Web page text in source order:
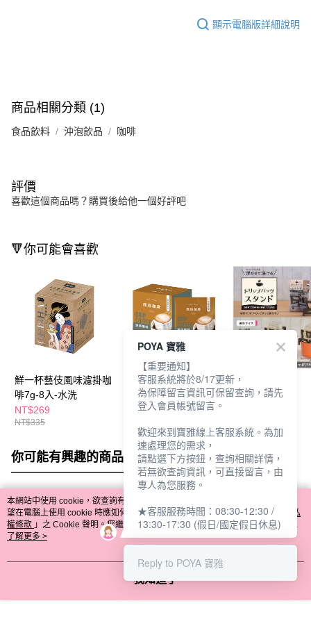
顯示電腦版詳細說明
商品相關分類 (1)
食品飲料 沖泡飲品 咖啡
評價
喜歡這個商品嗎？購買後給他一個好評吧
🔻你可能會喜歡
鮮一杯藝伎風味濾掛咖
啡7g-8入-水洗
NT$269
NT$335
璞珞經典濾掛咖啡6入-
焦糖榛果風味
NT$149
濾掛咖啡架
你可能有興趣的商品 全站排行
熱門標籤
本網站中使用 cookie，欲查詢有關本網站使用 cookie 方式之詳情，及若您不希
望在電腦上使用 cookie 時應如何變更電腦的 cookie 設定，請參閱本網站「
隱私
權條款 」之 Cookie 聲明。您繼續使用本網站即表示您同意本公司得按本網站使
用條款之 Cookie 聲明使用 cookie。
了解更多 >
我知道了
POYA 寶雅
【重要通知】
客服系統將於8/17更新，
為保障留言資訊可保留查詢，請先
登入會員帳號留言。
歡迎來到寶雅線上客服系統。為加
速處理您的需求，
請點選下方按鈕，查詢相關詳情，
若無欲查詢資訊，可直接留言，由
專人為您服務。
★客服服務時間：08:30-12:30 /
13:30-17:30 (假日/國定假日休息)
Reply to POYA 寶雅